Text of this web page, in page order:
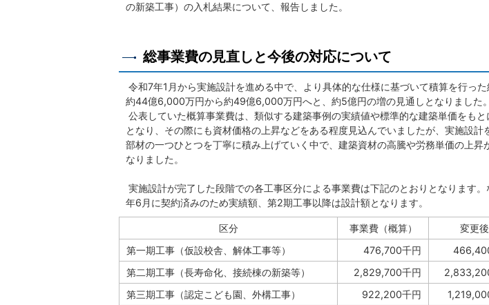
の新築工事）の入札結果について、報告しました。
総事業費の見直しと今後の対応について
令和7年1月から実施設計を進める中で、より具体的な仕様に基づいて積算を行っ
約44億6,000万円から約49億6,000万円へと、約5億円の増の見通しとなりました。
公表していた概算事業費は、類似する建築事例の実績値や標準的な建築単価をも
となり、その際にも資材価格の上昇などをある程度見込んでいましたが、実施設計
部材の一つひとつを丁寧に積み上げていく中で、建築資材の高騰や労務単価の上昇
なりました。
実施設計が完了した段階での各工事区分による事業費は下記のとおりとなります
年6月に契約済みのため実績額、第2期工事以降は設計額となります。
区分 事業費（概算） 変更後
第一期工事（仮設校舎、解体工事等）
476,700千円
第二期工事（長寿命化、接続棟の新築等）
2,829,700千円
第三期工事（認定こども園、外構工事）
922,200千円